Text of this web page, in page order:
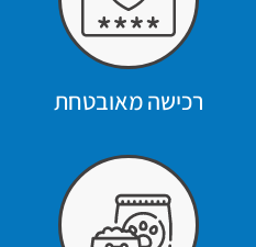
רכישה מאובטחת